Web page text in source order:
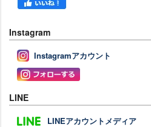
Instagram
Instagramアカウント
LINE
LINEアカウントメディア